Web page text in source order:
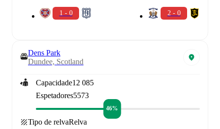
1 - 0 2 - 0
Dens Park
Dundee, Scotland
Capacidade12 085
Espetadores5573
46%
Tipo de relvaRelva